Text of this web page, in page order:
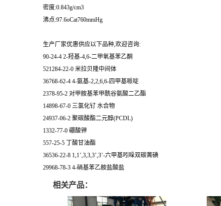
密度:0.843g/cm3
沸点:97.6oCat760mmHg
生产厂家优惠供应以下品种,欢迎咨询:
90-24-4 2-羟基-4,6-二甲氧基苯乙酮
521284-22-0 米拉贝隆中间体
36768-62-4 4-氨基-2,2,6,6-四甲基哌啶
2378-95-2 对甲胺基苯甲酰谷氨酸二乙酯
14898-67-0 三氯化钌 水合物
24937-06-2 聚碳酸酯二元醇(PCDL)
1332-77-0 硼酸钾
557-25-5 丁酸甘油酯
36536-22-8 1,1’,3,3,3’,3’-六甲基吲哚双碳菁碘
29968-78-3 4-硝基苯乙胺盐酸盐
相关产品：